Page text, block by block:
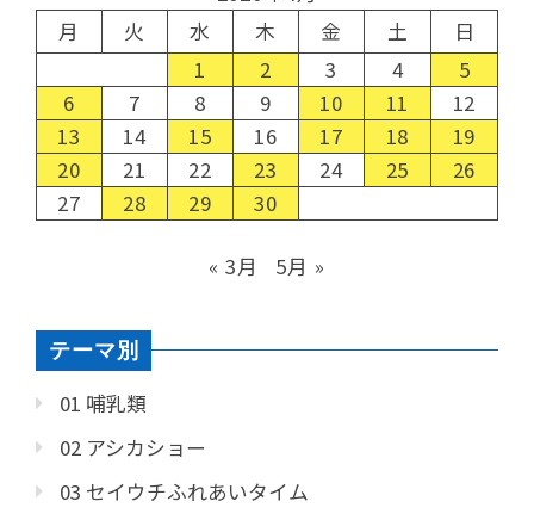
月
火 水 木 金 土
日
1
2 3 4
5
6
7 8 9 10 11
12
13
14 15 16 17 18
19
20
21 22 23 24 25
26
27
28 29 30
« 3月 5月 »
テーマ別
01 哺乳類
02 アシカショー
03 セイウチふれあいタイム